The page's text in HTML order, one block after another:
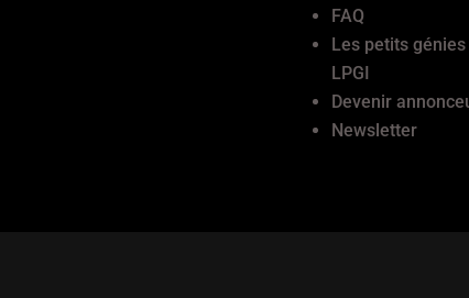
FAQ
Les petits
LPGI
Devenir
Newsletter